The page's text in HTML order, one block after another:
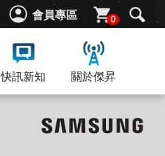
會員專區 0
快訊新知 關於傑昇